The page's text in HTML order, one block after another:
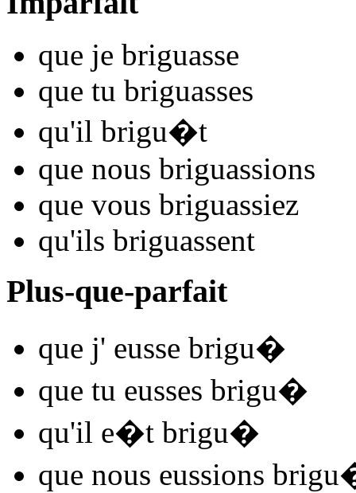
que je briguasse
que tu briguasses
qu'il brigu�t
que nous briguassions
que vous briguassiez
qu'ils briguassent
Plus-que-parfait
que j' eusse brigu�
que tu eusses brigu�
qu'il e�t brigu�
que nous eussions brigu